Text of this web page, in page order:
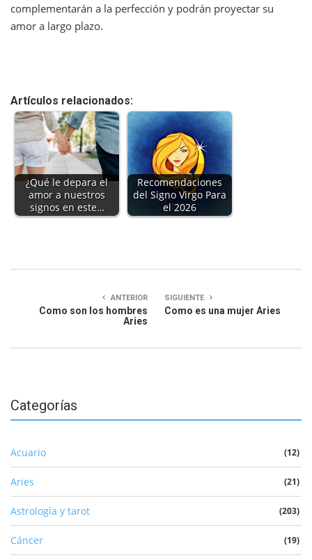
complementarán a la perfección y podrán proyectar su
amor a largo plazo.
Artículos relacionados:
¿Qué le depara el
amor a nuestros
signos en este…
Recomendaciones
del Signo Virgo Para
el 2026
ANTERIOR
Como son los hombres
Aries
SIGUIENTE
Como es una mujer Aries
Categorías
Acuario (12)
Aries (21)
Astrología y tarot (203)
Cáncer (19)